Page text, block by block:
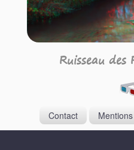
Ruisseau des
Contact Mentions